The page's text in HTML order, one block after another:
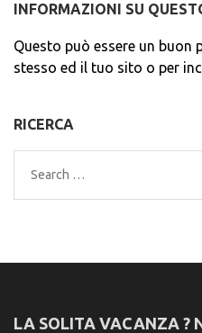
INFORMAZIONI SU
Questo può essere un buon
stesso ed il tuo sito o per
RICERCA
Search
for:
LA SOLITA VACANZA ?